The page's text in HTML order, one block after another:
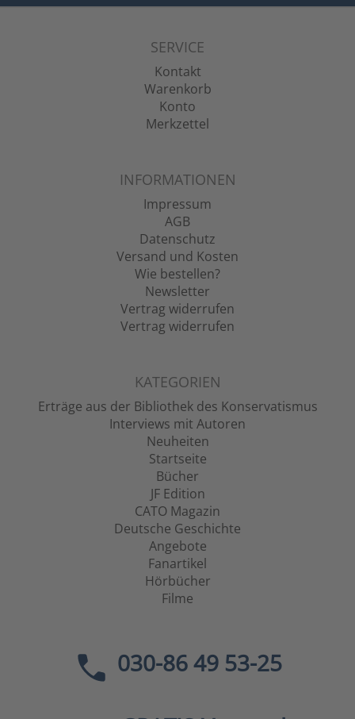
SERVICE
Kontakt
Warenkorb
Konto
Merkzettel
INFORMATIONEN
Impressum
AGB
Datenschutz
Versand und Kosten
Wie bestellen?
Newsletter
Vertrag widerrufen
Vertrag widerrufen
KATEGORIEN
Erträge aus der Bibliothek des Konservatismus
Interviews mit Autoren
Neuheiten
Startseite
Bücher
JF Edition
CATO Magazin
Deutsche Geschichte
Angebote
Fanartikel
Hörbücher
Filme
030-86 49 53-25